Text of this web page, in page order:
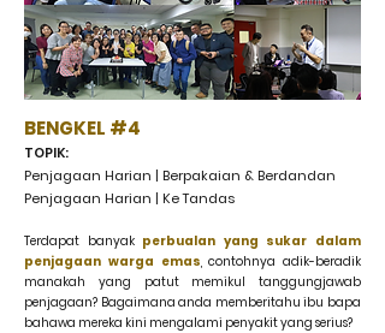
BENGKEL #4
TOPIK:
Penjagaan Harian | Berpakaian & Berdandan
Penjagaan Harian | Ke Tandas
Terdapat banyak perbualan yang sukar dalam
penjagaan warga emas, contohnya adik-beradik
manakah yang patut memikul tanggungjawab
penjagaan? Bagaimana anda memberitahu ibu bapa
bahawa mereka kini mengalami penyakit yang serius?